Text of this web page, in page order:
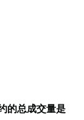
的总成交量是